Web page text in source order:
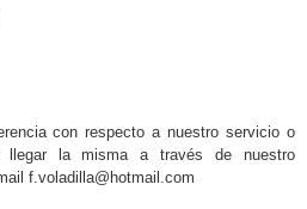
con respecto a nuestro servicio o
llegar la misma a través de nuestro
f.voladilla@hotmail.com